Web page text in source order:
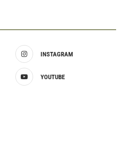
INSTAGRAM
YOUTUBE